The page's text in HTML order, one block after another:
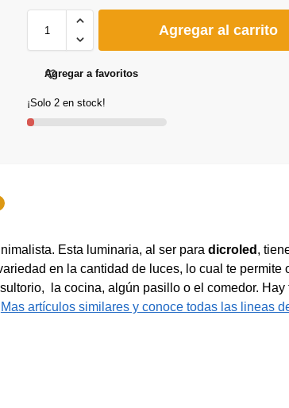
Agregar al carrito
Agregar a favoritos
¡Solo 2 en stock!
Esta luminaria, al ser para dicroled ,
en la cantidad de luces, lo cual te permite
la cocina, algún pasillo o el comedor. Hay
Mas artículos similares y conoce todas las lineas